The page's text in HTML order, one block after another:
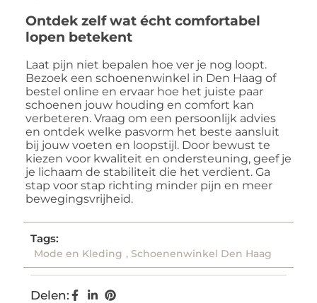
Ontdek zelf wat écht comfortabel
lopen betekent
Laat pijn niet bepalen hoe ver je nog loopt.
Bezoek een schoenenwinkel in Den Haag of
bestel online en ervaar hoe het juiste paar
schoenen jouw houding en comfort kan
verbeteren. Vraag om een persoonlijk advies
en ontdek welke pasvorm het beste aansluit
bij jouw voeten en loopstijl. Door bewust te
kiezen voor kwaliteit en ondersteuning, geef je
je lichaam de stabiliteit die het verdient. Ga
stap voor stap richting minder pijn en meer
bewegingsvrijheid.
Tags:
Mode en Kleding , Schoenenwinkel Den Haag
Delen: